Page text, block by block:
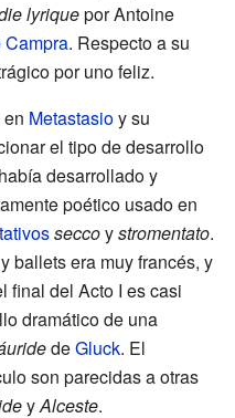
lyriquepor Antoine
Campra. Respecto a su
por uno feliz.
Metastasioy su
el tipo de desarrollo
desarrollado y
poético usado en
seccoystromentato.
ballets era muy francés, y
final del Acto I es casi
dramático de una
deGluck. El
son parecidas a otras
yAlceste.